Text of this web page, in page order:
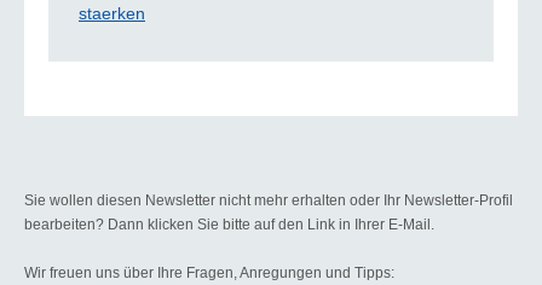
staerken
Sie wollen diesen Newsletter nicht mehr erhalten oder Ihr Newsletter-Profil
bearbeiten? Dann klicken Sie bitte auf den Link in Ihrer E-Mail.
Wir freuen uns über Ihre Fragen, Anregungen und Tipps: